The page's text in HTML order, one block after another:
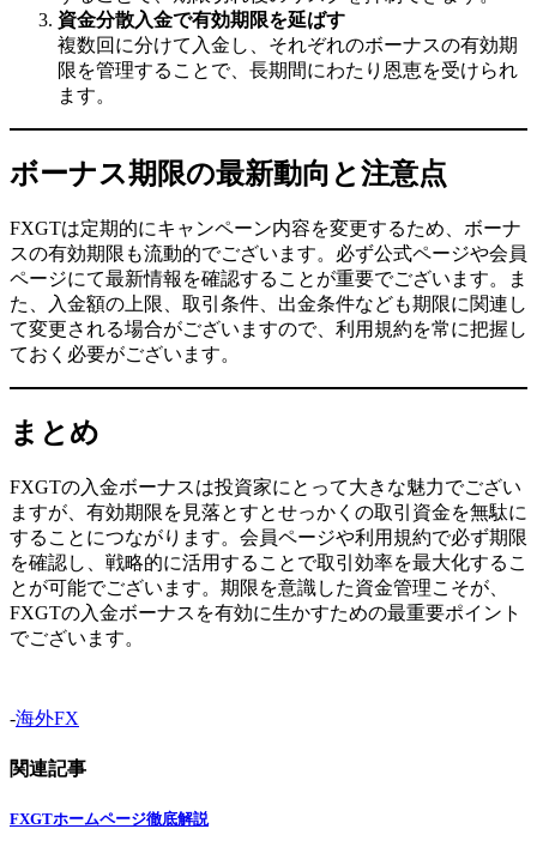
資金分散入金で有効期限を延ばす
複数回に分けて入金し、それぞれのボーナスの有効期
限を管理することで、長期間にわたり恩恵を受けられ
ます。
ボーナス期限の最新動向と注意点
FXGTは定期的にキャンペーン内容を変更するため、ボーナ
スの有効期限も流動的でございます。必ず公式ページや会員
ページにて最新情報を確認することが重要でございます。ま
た、入金額の上限、取引条件、出金条件なども期限に関連し
て変更される場合がございますので、利用規約を常に把握し
ておく必要がございます。
まとめ
FXGTの入金ボーナスは投資家にとって大きな魅力でござい
ますが、有効期限を見落とすとせっかくの取引資金を無駄に
することにつながります。会員ページや利用規約で必ず期限
を確認し、戦略的に活用することで取引効率を最大化するこ
とが可能でございます。期限を意識した資金管理こそが、
FXGTの入金ボーナスを有効に生かすための最重要ポイント
でございます。
-海外FX
関連記事
FXGTホームページ徹底解説